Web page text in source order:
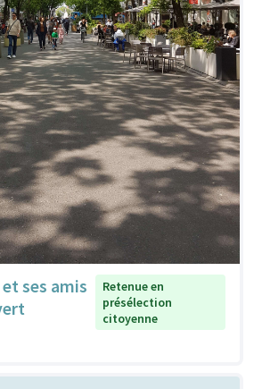
ses amis
Retenue en
présélection
citoyenne